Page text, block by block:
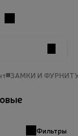
ЗАМКИ И
Фильтры